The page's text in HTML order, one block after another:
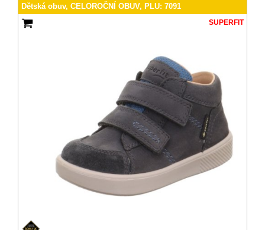
Dětská obuv, CELOROČNÍ OBUV, PLU: 7091
SUPERFIT